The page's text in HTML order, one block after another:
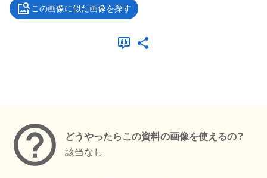
この画像に似た画像を探す
どうやったらこの資料の画像を使えるの？
該当なし